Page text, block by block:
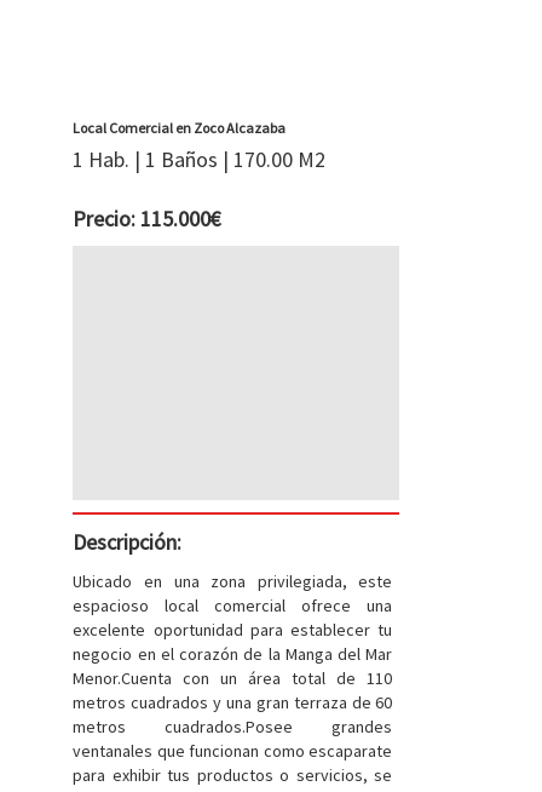
Local Comercial en Zoco Alcazaba
1 Hab. | 1 Baños | 170.00 M2
Precio: 115.000€
Descripción:
Ubicado en una zona privilegiada, este
espacioso local comercial ofrece una
excelente oportunidad para establecer tu
negocio en el corazón de la Manga del Mar
Menor.Cuenta con un área total de 110
metros cuadrados y una gran terraza de 60
metros cuadrados.Posee grandes
ventanales que funcionan como escaparate
para exhibir tus productos o servicios, se